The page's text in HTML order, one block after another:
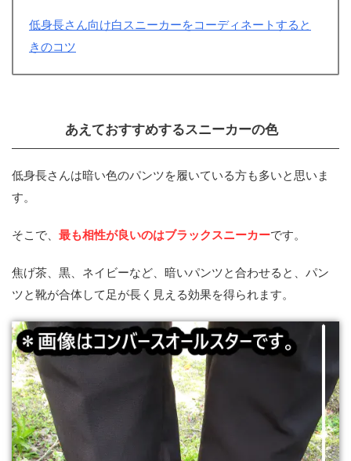
低身長さん向け白スニーカーをコーディネートすると
きのコツ
あえておすすめするスニーカーの色
低身長さんは暗い色のパンツを履いている方も多いと思いま
す。
そこで、 最も相性が良いのはブラックスニーカーです。
焦げ茶、黒、ネイビーなど、暗いパンツと合わせると、パン
ツと靴が合体して足が長く見える効果を得られます。